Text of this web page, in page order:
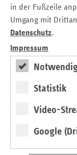
in der Fußzeile
Umgang mit
Datenschutz.
Impressum
Statistik
Video-
Google
abgelehnt.
"Video-
den
Direkt auf
Lerneinheit
Wir
können diese